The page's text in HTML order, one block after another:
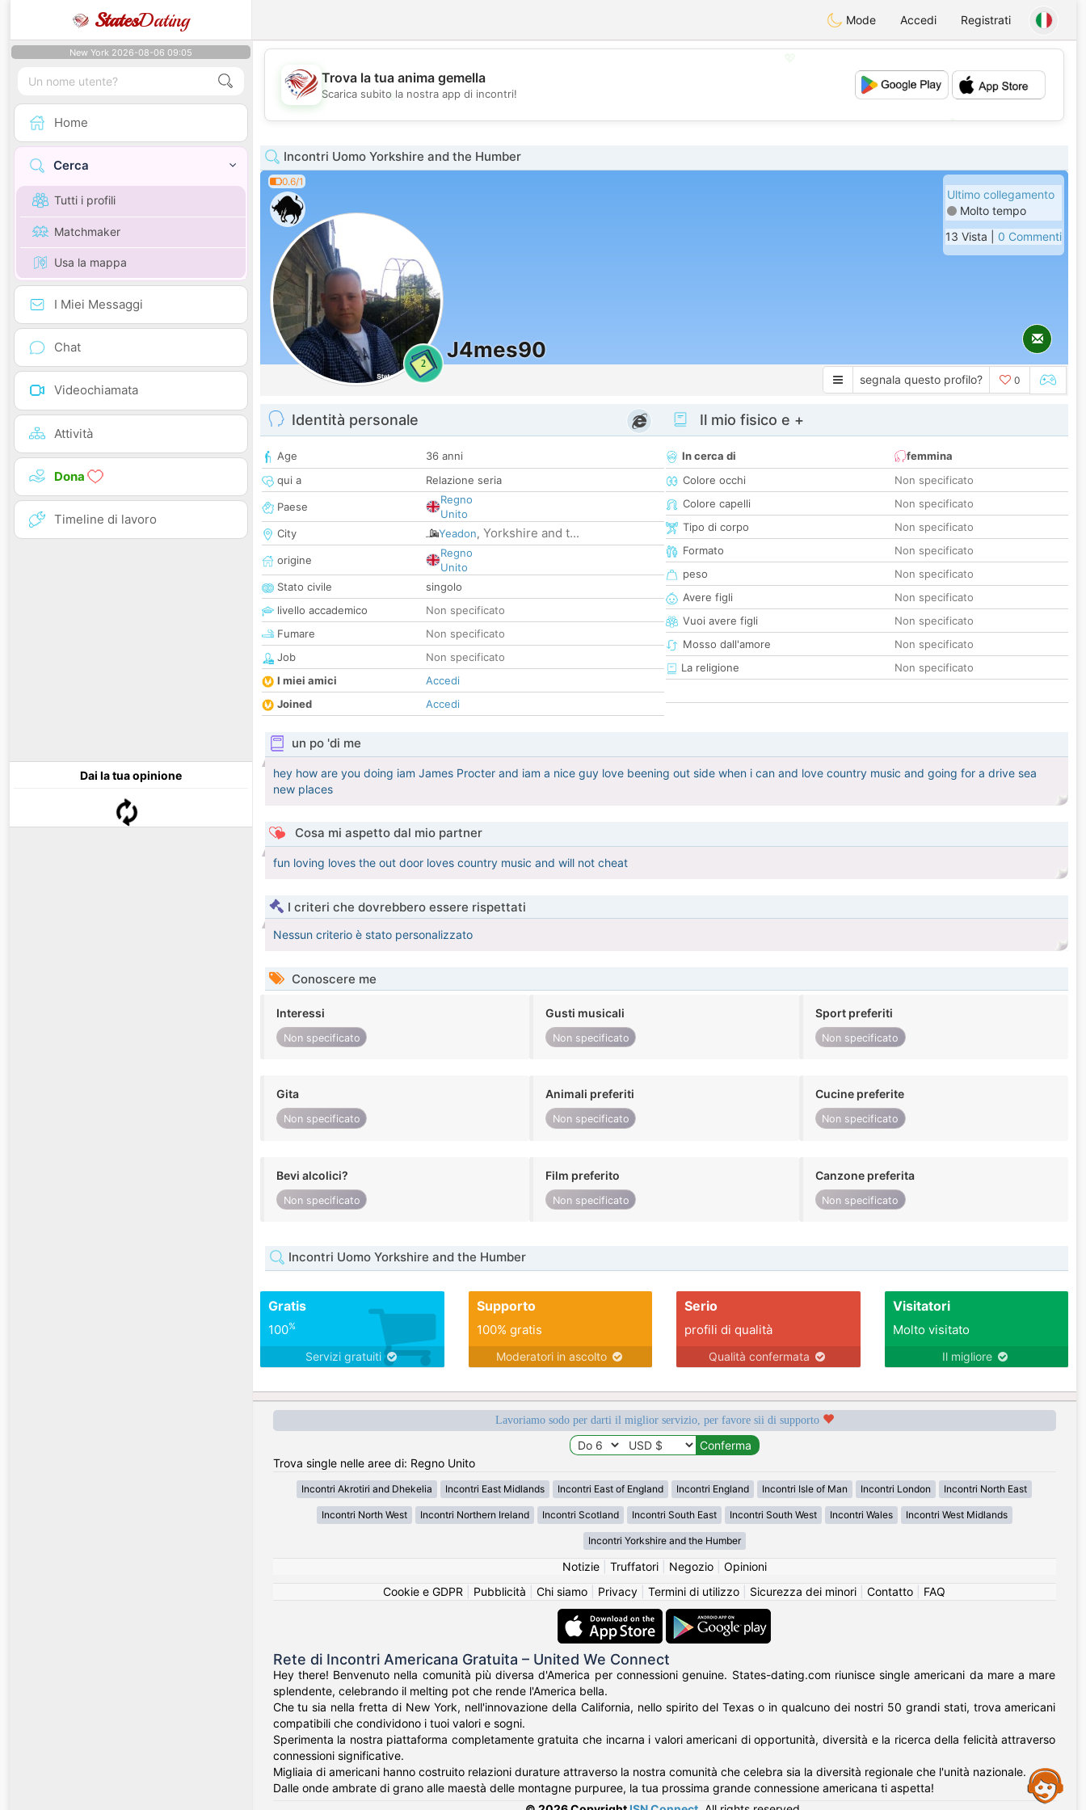
StatesDating Mode Accedi Registrati
New York 2026-08-06 09:05
Home
Cerca
Tutti i profili
Matchmaker
Usa la mappa
I Miei Messaggi
Chat
Videochiamata
Attività
Dona
Timeline di lavoro
Dai la tua opinione
💖
💕
Trova la tua anima gemella
Scarica subito la nostra app di incontri!
Incontri Uomo Yorkshire and the Humber
0.6/1
2
J4mes90
Ultimo collegamento
Molto tempo
13 Vista | 0 Commenti
segnala questo profilo? 0
Identità personale
Age
36 anni
qui a
Relazione seria
Paese
Regno
Unito
City
Yeadon, Yorkshire and t...
origine
Regno
Unito
Stato civile
singolo
livello accademico
Non specificato
Fumare
Non specificato
Job
Non specificato
I miei amici
Accedi
Joined
Accedi
Il mio fisico e +
In cerca di
femmina
Colore occhi
Non specificato
Colore capelli
Non specificato
Tipo di corpo
Non specificato
Formato
Non specificato
peso
Non specificato
Avere figli
Non specificato
Vuoi avere figli
Non specificato
Mosso dall'amore
Non specificato
La religione
Non specificato
un po 'di me
hey how are you doing iam James Procter and iam a nice guy love beening out side when i can and love country music and going for a drive sea
new places
Cosa mi aspetto dal mio partner
fun loving loves the out door loves country music and will not cheat
I criteri che dovrebbero essere rispettati
Nessun criterio è stato personalizzato
Conoscere me
Interessi
Non specificato
Gusti musicali
Non specificato
Sport preferiti
Non specificato
Gita
Non specificato
Animali preferiti
Non specificato
Cucine preferite
Non specificato
Bevi alcolici?
Non specificato
Film preferito
Non specificato
Canzone preferita
Non specificato
Incontri Uomo Yorkshire and the Humber
Gratis
100%
Servizi gratuiti
Supporto
100% gratis
Moderatori in ascolto
Serio
profili di qualità
Qualità confermata
Visitatori
Molto visitato
Il migliore
Lavoriamo sodo per darti il miglior servizio, per favore sii di supporto
Trova single nelle aree di: Regno Unito
Incontri Akrotiri and Dhekelia Incontri East Midlands Incontri East of England Incontri England Incontri Isle of Man Incontri London Incontri North East
Incontri North West Incontri Northern Ireland Incontri Scotland Incontri South East Incontri South West Incontri Wales Incontri West Midlands
Incontri Yorkshire and the Humber
Notizie| Truffatori| Negozio| Opinioni
Cookie e GDPR
Pubblicità Chi siamo Privacy Termini di utilizzo Sicurezza dei minori Contatto FAQ
Rete di Incontri Americana Gratuita – United We Connect
Hey there! Benvenuto nella comunità più diversa d'America per connessioni genuine. States-dating.com riunisce single americani da mare a mare
splendente, celebrando il melting pot che rende l'America bella.
Che tu sia nella fretta di New York, nell'innovazione della California, nello spirito del Texas o in qualcuno dei nostri 50 grandi stati, trova americani
compatibili che condividono i tuoi valori e sogni.
Sperimenta la nostra piattaforma completamente gratuita che incarna i valori americani di opportunità, diversità e la ricerca della felicità attraverso
connessioni significative.
Migliaia di americani hanno costruito relazioni durature attraverso la nostra comunità che celebra sia la diversità regionale che l'unità nazionale.
Dalle onde ambrate di grano alle maestà delle montagne purpuree, la tua prossima grande connessione americana ti aspetta!
Assistance